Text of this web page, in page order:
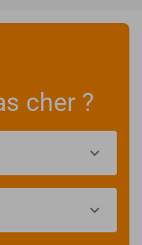
cher ?